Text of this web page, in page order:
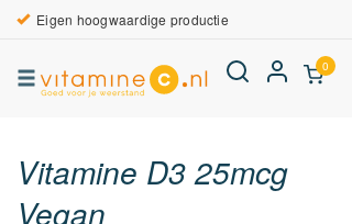
Eigen hoogwaardige productie
0
Vitamine D3 25mcg
Vegan